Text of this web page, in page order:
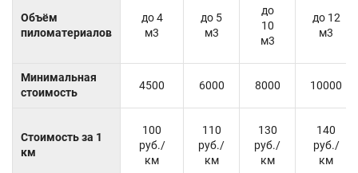
Объём
пиломатериалов
до 4
м3
до 5
м3
до
10
м3
до 12
м3
Минимальная
стоимость
4500 6000 8000 10000
Стоимость за 1
км
100
руб./
км
110
руб./
км
130
руб./
км
140
руб./
км